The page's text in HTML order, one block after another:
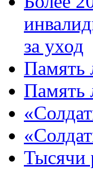
за уход
Память
Память
Тысячи